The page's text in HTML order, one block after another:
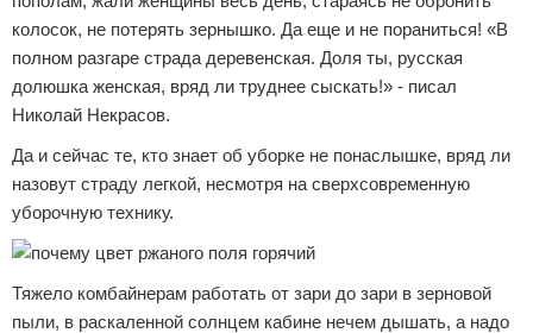
колосок, не потерять зернышко. Да еще и не пораниться! «В
полном разгаре страда деревенская. Доля ты, русская
долюшка женская, вряд ли труднее сыскать!» - писал
Николай Некрасов.
Да и сейчас те, кто знает об уборке не понаслышке, вряд ли
назовут страду легкой, несмотря на сверхсовременную
уборочную технику.
Тяжело комбайнерам работать от зари до зари в зерновой
пыли, в раскаленной солнцем кабине нечем дышать, а надо